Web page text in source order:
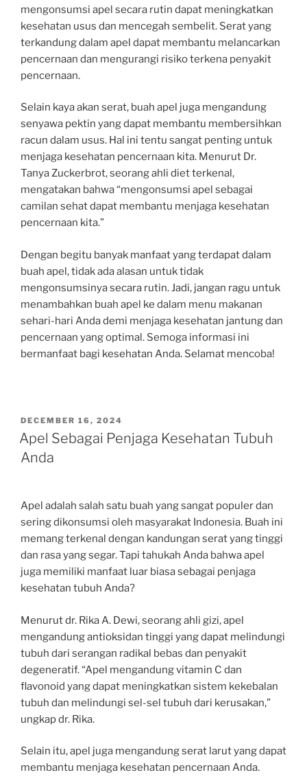
mengonsumsi apel secara rutin dapat meningkatkan
kesehatan usus dan mencegah sembelit. Serat yang
terkandung dalam apel dapat membantu melancarkan
pencernaan dan mengurangi risiko terkena penyakit
pencernaan.
Selain kaya akan serat, buah apel juga mengandung
senyawa pektin yang dapat membantu membersihkan
racun dalam usus. Hal ini tentu sangat penting untuk
menjaga kesehatan pencernaan kita. Menurut Dr.
Tanya Zuckerbrot, seorang ahli diet terkenal,
mengatakan bahwa “mengonsumsi apel sebagai
camilan sehat dapat membantu menjaga kesehatan
pencernaan kita.”
Dengan begitu banyak manfaat yang terdapat dalam
buah apel, tidak ada alasan untuk tidak
mengonsumsinya secara rutin. Jadi, jangan ragu untuk
menambahkan buah apel ke dalam menu makanan
sehari-hari Anda demi menjaga kesehatan jantung dan
pencernaan yang optimal. Semoga informasi ini
bermanfaat bagi kesehatan Anda. Selamat mencoba!
POSTED
ON
DECEMBER 16, 2024
Apel Sebagai Penjaga Kesehatan Tubuh
Anda
Apel adalah salah satu buah yang sangat populer dan
sering dikonsumsi oleh masyarakat Indonesia. Buah ini
memang terkenal dengan kandungan serat yang tinggi
dan rasa yang segar. Tapi tahukah Anda bahwa apel
juga memiliki manfaat luar biasa sebagai penjaga
kesehatan tubuh Anda?
Menurut dr. Rika A. Dewi, seorang ahli gizi, apel
mengandung antioksidan tinggi yang dapat melindungi
tubuh dari serangan radikal bebas dan penyakit
degeneratif. “Apel mengandung vitamin C dan
flavonoid yang dapat meningkatkan sistem kekebalan
tubuh dan melindungi sel-sel tubuh dari kerusakan,”
ungkap dr. Rika.
Selain itu, apel juga mengandung serat larut yang dapat
membantu menjaga kesehatan pencernaan Anda.